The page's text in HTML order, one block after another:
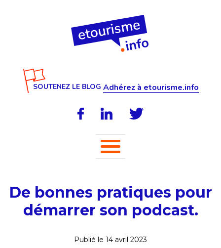
SOUTENEZ LE BLOG Adhérez à etourisme.info
De bonnes pratiques pour
démarrer son podcast.
Publié le 14 avril 2023